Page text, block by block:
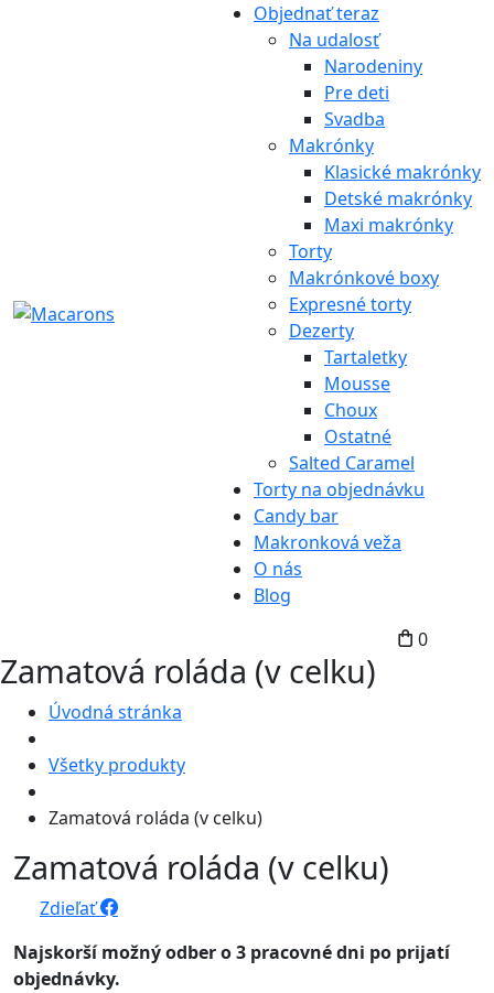
Objednať teraz
Na udalosť
Narodeniny
Pre deti
Svadba
Makrónky
Klasické makrónky
Detské makrónky
Maxi makrónky
Torty
Makrónkové boxy
Expresné torty
Dezerty
Tartaletky
Mousse
Choux
Ostatné
Salted Caramel
Torty na objednávku
Candy bar
Makronková veža
O nás
Blog
0
Zamatová roláda (v celku)
Úvodná stránka
Všetky produkty
Zamatová roláda (v celku)
Zamatová roláda (v celku)
Zdieľať
Najskorší možný odber o 3 pracovné dni po prijatí
objednávky.